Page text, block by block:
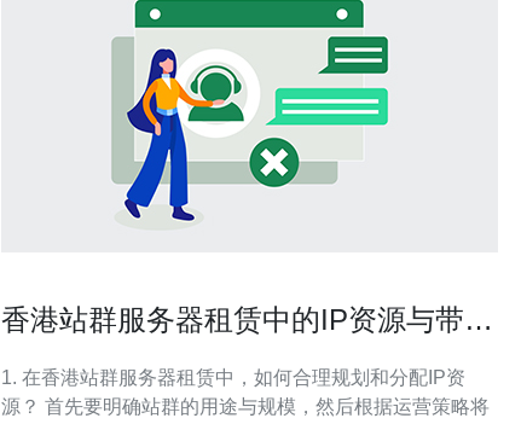
香港站群服务器租赁中的IP资源与带宽
1. 在香港站群服务器租赁中，如何合理规划和分配IP资
源？ 首先要明确站群的用途与规模，然后根据运营策略将